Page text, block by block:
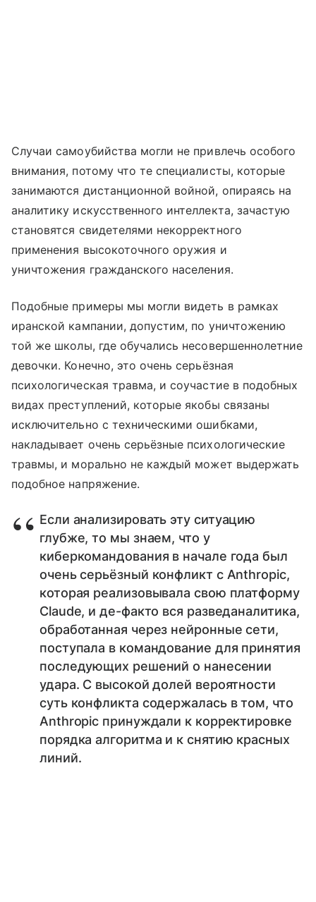
Случаи самоубийства могли не привлечь особого
внимания, потому что те специалисты, которые
занимаются дистанционной войной, опираясь на
аналитику искусственного интеллекта, зачастую
становятся свидетелями некорректного
применения высокоточного оружия и
уничтожения гражданского населения.
Подобные примеры мы могли видеть в рамках
иранской кампании, допустим, по уничтожению
той же школы, где обучались несовершеннолетние
девочки. Конечно, это очень серьёзная
психологическая травма, и соучастие в подобных
видах преступлений, которые якобы связаны
исключительно с техническими ошибками,
накладывает очень серьёзные психологические
травмы, и морально не каждый может выдержать
подобное напряжение.
Если анализировать эту ситуацию
глубже, то мы знаем, что у
киберкомандования в начале года был
очень серьёзный конфликт с Anthropic,
которая реализовывала свою платформу
Claude, и де-факто вся разведаналитика,
обработанная через нейронные сети,
поступала в командование для принятия
последующих решений о нанесении
удара. С высокой долей вероятности
суть конфликта содержалась в том, что
Anthropic принуждали к корректировке
порядка алгоритма и к снятию красных
линий.